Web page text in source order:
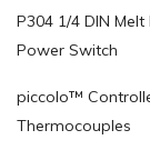
P304 1/4 DIN
Power Switch
piccolo™
Thermocouples